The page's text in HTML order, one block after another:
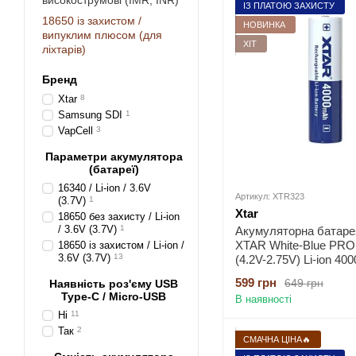
ІЗ ПЛАТОЮ ЗАХИСТУ
НОВИНКА
ХІТ
Артикул: XTR323
Xtar
Акумуляторна
XTAR White-Blue
(4.2V-2.75V) Li-ion
649 грн
599 грн
В наявності
СМАЧНА ЦІНА🔥
18650 із захистом /
випуклим плюсом (для
ліхтарів)
Бренд
Xtar 8
Samsung SDI 1
VapCell 3
Параметри акумулятора
(батареї)
16340 / Li-ion / 3.6V
(3.7V) 1
18650 без захисту / Li-ion
/ 3.6V (3.7V) 1
18650 із захистом / Li-ion /
3.6V (3.7V) 13
Наявність роз'єму USB
Type-C / Micro-USB
Ні 11
Так 2